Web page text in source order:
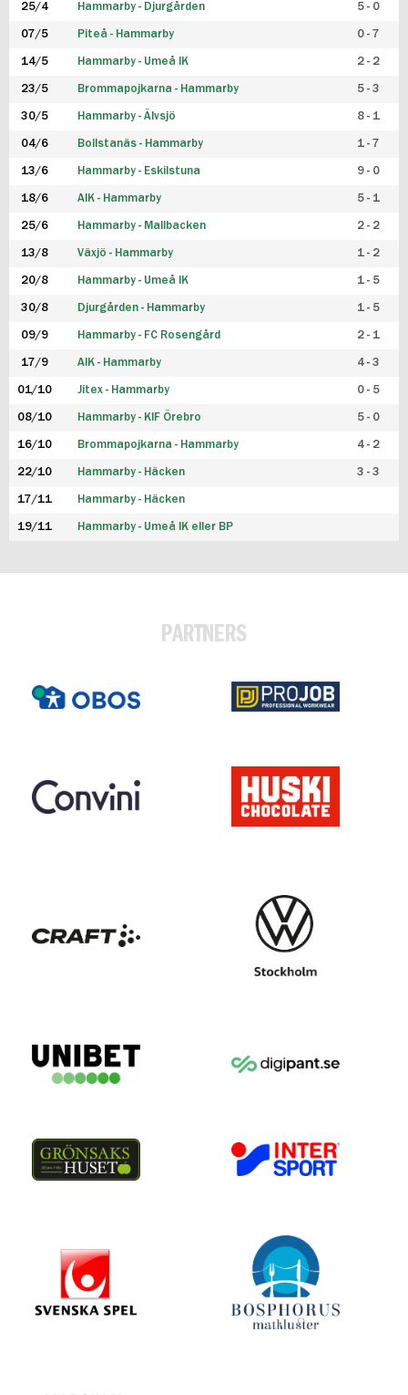
25/4 Hammarby - Djurgården 5 - 0
07/5 Piteå - Hammarby 0 - 7
14/5 Hammarby - Umeå IK 2 - 2
23/5 Brommapojkarna - Hammarby 5 - 3
30/5 Hammarby - Älvsjö 8 - 1
04/6 Bollstanäs - Hammarby 1 - 7
13/6 Hammarby - Eskilstuna 9 - 0
18/6 AIK - Hammarby 5 - 1
25/6 Hammarby - Mallbacken 2 - 2
13/8 Växjö - Hammarby 1 - 2
20/8 Hammarby - Umeå IK 1 - 5
30/8 Djurgården - Hammarby 1 - 5
09/9 Hammarby - FC Rosengård 2 - 1
17/9 AIK - Hammarby 4 - 3
01/10 Jitex - Hammarby 0 - 5
08/10 Hammarby - KIF Örebro 5 - 0
16/10 Brommapojkarna - Hammarby 4 - 2
22/10 Hammarby - Häcken 3 - 3
17/11 Hammarby - Häcken
19/11 Hammarby - Umeå IK eller BP
PARTNERS